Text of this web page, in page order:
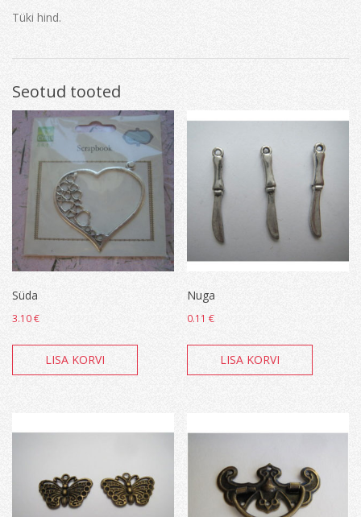
Tüki hind.
Seotud tooted
Süda
3.10€
LISA KORVI
Nuga
0.11€
LISA KORVI